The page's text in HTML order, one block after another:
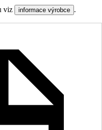
viz informace výrobce .